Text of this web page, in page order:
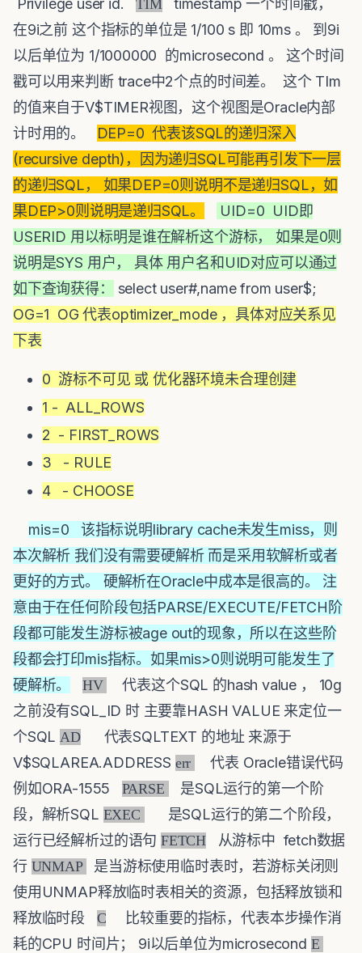
Privilege user id.TIMtimestamp 一个时间戳，
在9i之前 这个指标的单位是 1/100 s 即 10ms 。 到9i
以后单位为 1/1000000 的microsecond 。 这个时间
戳可以用来判断 trace中2个点的时间差。 这个 TIm
的值来自于V$TIMER视图，这个视图是Oracle内部
计时用的。
DEP=0 代表该SQL的递归深入
(recursive depth)，因为递归SQL可能再引发下一层
的递归SQL， 如果DEP=0则说明不是递归SQL，如
果DEP>0则说明是递归SQL。
UID=0 UID即
USERID 用以标明是谁在解析这个游标， 如果是0则
说明是SYS 用户， 具体 用户名和UID对应可以通过
如下查询获得：
select user#,name from user$;
OG=1 OG 代表optimizer_mode ，具体对应关系见
下表
0 游标不可见 或 优化器环境未合理创建
1 - ALL_ROWS
2 - FIRST_ROWS
3 - RULE
4 - CHOOSE
mis=0 该指标说明library cache未发生miss，则
本次解析 我们没有需要硬解析 而是采用软解析或者
更好的方式。 硬解析在Oracle中成本是很高的。 注
意由于在任何阶段包括PARSE/EXECUTE/FETCH阶
段都可能发生游标被age out的现象，所以在这些阶
段都会打印mis指标。如果mis>0则说明可能发生了
硬解析。
HV
代表这个SQL 的hash value ， 10g
之前没有SQL_ID 时 主要靠HASH VALUE 来定位一
个SQL AD代表SQLTEXT 的地址 来源于
V$SQLAREA.ADDRESS err
代表 Oracle错误代码
例如ORA-1555 PARSE
是SQL运行的第一个阶
段，解析SQL EXEC
是SQL运行的第二个阶段，
运行已经解析过的语句FETCH 从游标中 fetch数据
行 UNMAP
是当游标使用临时表时，若游标关闭则
使用UNMAP释放临时表相关的资源，包括释放锁和
释放临时段 C
比较重要的指标，代表本步操作消
耗的CPU 时间片； 9i以后单位为microsecond E